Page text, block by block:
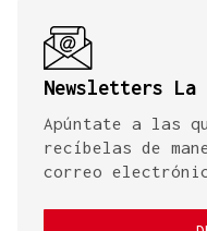
Newsletters La
Apúntate a las
recíbelas de
correo